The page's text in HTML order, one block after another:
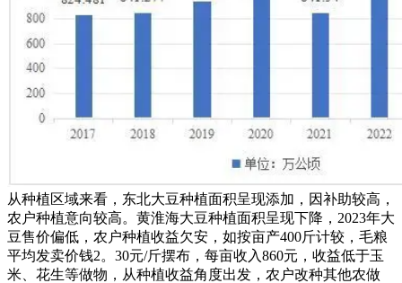
从种植区域来看，东北大豆种植面积呈现添加，因补助较高，
农户种植意向较高。黄淮海大豆种植面积呈现下降，2023年大
豆售价偏低，农户种植收益欠安，如按亩产400斤计较，毛粮
平均发卖价钱2。30元/斤摆布，每亩收入860元，收益低于玉
米、花生等做物，从种植收益角度出发，农户改种其他农做